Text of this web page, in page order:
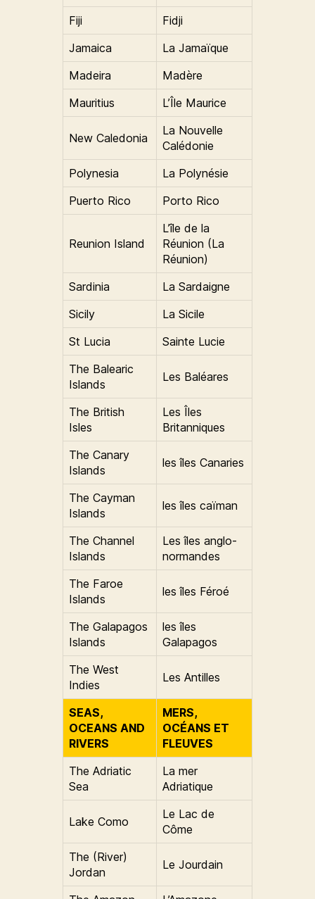
Fiji
Fidji
Jamaica
La Jamaïque
Madeira
Madère
Mauritius
L’Île Maurice
New Caledonia
La Nouvelle
Calédonie
Polynesia
La Polynésie
Puerto Rico
Porto Rico
Reunion Island
L’île de la
Réunion (La
Réunion)
Sardinia
La Sardaigne
Sicily
La Sicile
St Lucia
Sainte Lucie
The Balearic
Islands
Les Baléares
The British
Isles
Les Îles
Britanniques
The Canary
Islands
les îles Canaries
The Cayman
Islands
les îles caïman
The Channel
Islands
Les îles anglo-
normandes
The Faroe
Islands
les îles Féroé
The Galapagos
Islands
les îles
Galapagos
The West
Indies
Les Antilles
SEAS,
OCEANS AND
RIVERS
MERS,
OCÉANS ET
FLEUVES
The Adriatic
Sea
La mer
Adriatique
Lake Como
Le Lac de
Côme
The (River)
Jordan
Le Jourdain